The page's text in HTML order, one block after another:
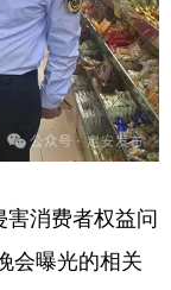
消费者权益问
会曝光的相关